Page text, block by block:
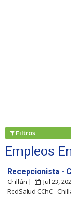
Filtros
Empleos
Recepcionista -
Chillán | Jul 23,
RedSalud CChC -